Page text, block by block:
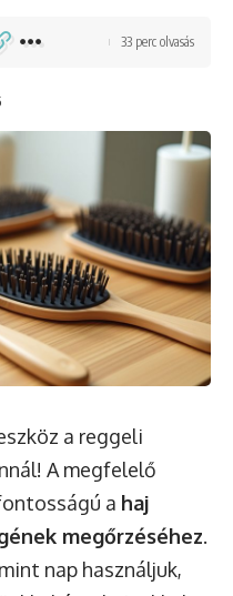
33 perc olvasás
a reggeli
A megfelelő
a haj
megőrzéséhez.
nap használjuk,